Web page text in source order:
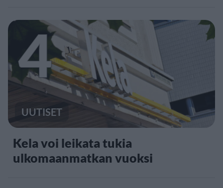
4
UUTISET
Kela voi leikata tukia
ulkomaanmatkan vuoksi